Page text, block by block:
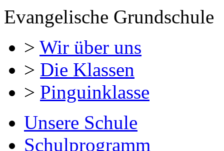
Evangelische Grundschule
> Wir über uns
> Die Klassen
> Pinguinklasse
Unsere Schule
Schulprogramm